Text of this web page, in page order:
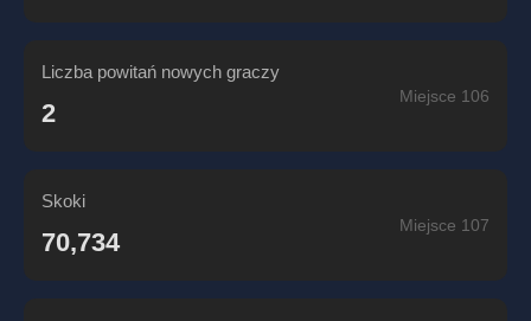
Liczba powitań nowych graczy
2
Miejsce 106
Skoki
70,734
Miejsce 107